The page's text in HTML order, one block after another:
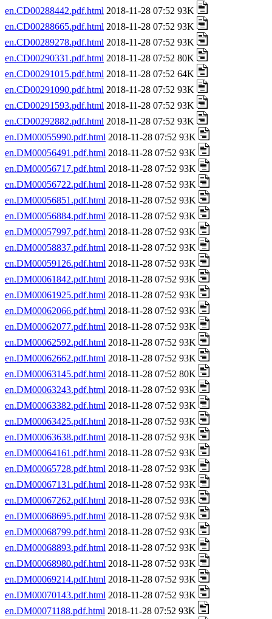
en.CD00288442.pdf.html 2018-11-28 07:52 93K
en.CD00288665.pdf.html 2018-11-28 07:52 93K
en.CD00289278.pdf.html 2018-11-28 07:52 93K
en.CD00290331.pdf.html 2018-11-28 07:52 80K
en.CD00291015.pdf.html 2018-11-28 07:52 64K
en.CD00291090.pdf.html 2018-11-28 07:52 93K
en.CD00291593.pdf.html 2018-11-28 07:52 93K
en.CD00292882.pdf.html 2018-11-28 07:52 93K
en.DM00055990.pdf.html 2018-11-28 07:52 93K
en.DM00056491.pdf.html 2018-11-28 07:52 93K
en.DM00056717.pdf.html 2018-11-28 07:52 93K
en.DM00056722.pdf.html 2018-11-28 07:52 93K
en.DM00056851.pdf.html 2018-11-28 07:52 93K
en.DM00056884.pdf.html 2018-11-28 07:52 93K
en.DM00057997.pdf.html 2018-11-28 07:52 93K
en.DM00058837.pdf.html 2018-11-28 07:52 93K
en.DM00059126.pdf.html 2018-11-28 07:52 93K
en.DM00061842.pdf.html 2018-11-28 07:52 93K
en.DM00061925.pdf.html 2018-11-28 07:52 93K
en.DM00062066.pdf.html 2018-11-28 07:52 93K
en.DM00062077.pdf.html 2018-11-28 07:52 93K
en.DM00062592.pdf.html 2018-11-28 07:52 93K
en.DM00062662.pdf.html 2018-11-28 07:52 93K
en.DM00063145.pdf.html 2018-11-28 07:52 80K
en.DM00063243.pdf.html 2018-11-28 07:52 93K
en.DM00063382.pdf.html 2018-11-28 07:52 93K
en.DM00063425.pdf.html 2018-11-28 07:52 93K
en.DM00063638.pdf.html 2018-11-28 07:52 93K
en.DM00064161.pdf.html 2018-11-28 07:52 93K
en.DM00065728.pdf.html 2018-11-28 07:52 93K
en.DM00067131.pdf.html 2018-11-28 07:52 93K
en.DM00067262.pdf.html 2018-11-28 07:52 93K
en.DM00068695.pdf.html 2018-11-28 07:52 93K
en.DM00068799.pdf.html 2018-11-28 07:52 93K
en.DM00068893.pdf.html 2018-11-28 07:52 93K
en.DM00068980.pdf.html 2018-11-28 07:52 93K
en.DM00069214.pdf.html 2018-11-28 07:52 93K
en.DM00070143.pdf.html 2018-11-28 07:52 93K
en.DM00071188.pdf.html 2018-11-28 07:52 93K